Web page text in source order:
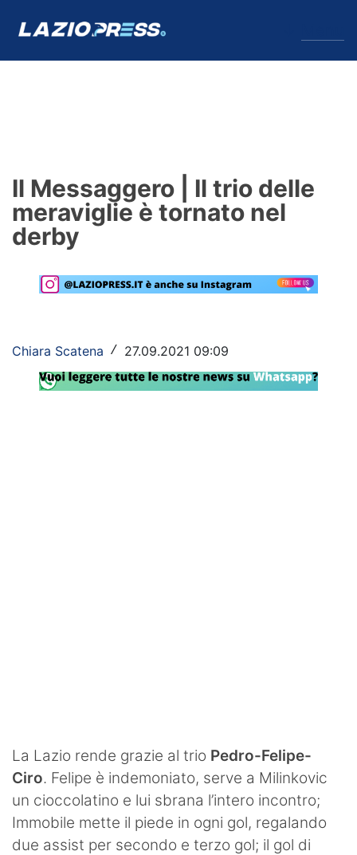
Formello
Infortuni
Primavera
Lazio Women
Rassegna Lazio
Contatti
Il Messaggero | Il trio delle
meraviglie è tornato nel
derby
Chiara Scatena / 27.09.2021 09:09
La Lazio rende grazie al trio Pedro-Felipe-
Ciro. Felipe è indemoniato, serve a Milinkovic
un cioccolatino e lui sbrana l’intero incontro;
Immobile mette il piede in ogni gol, regalando
due assist per secondo e terzo gol; il gol di